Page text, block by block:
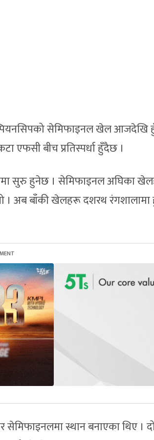
सेमिफाइनल खेल आजदेखि
एफसी बीच प्रतिस्पर्धा हुँदैछ ।
सुरु हुनेछ । सेमिफाइनल अघिका
। अब बाँकी खेलहरू दशरथ
स्थान बनाएका थिए ।